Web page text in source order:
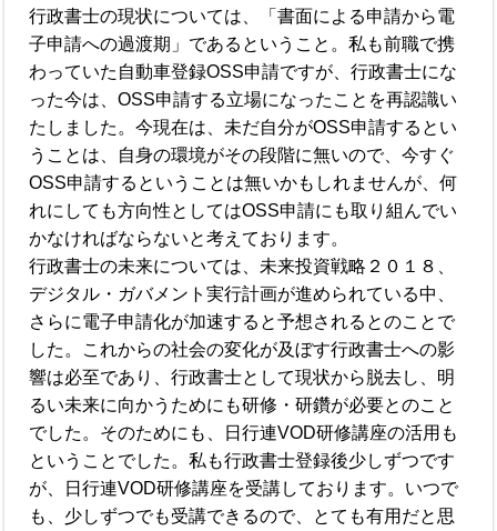
行政書士の現状については、「書面による申請から電
子申請への過渡期」であるということ。私も前職で携
わっていた自動車登録OSS申請ですが、行政書士にな
った今は、OSS申請する立場になったことを再認識い
たしました。今現在は、未だ自分がOSS申請するとい
うことは、自身の環境がその段階に無いので、今すぐ
OSS申請するということは無いかもしれませんが、何
れにしても方向性としてはOSS申請にも取り組んでい
かなければならないと考えております。
行政書士の未来については、未来投資戦略２０１８、
デジタル・ガバメント実行計画が進められている中、
さらに電子申請化が加速すると予想されるとのことで
した。これからの社会の変化が及ぼす行政書士への影
響は必至であり、行政書士として現状から脱去し、明
るい未来に向かうためにも研修・研鑽が必要とのこと
でした。そのためにも、日行連VOD研修講座の活用も
ということでした。私も行政書士登録後少しずつです
が、日行連VOD研修講座を受講しております。いつで
も、少しずつでも受講できるので、とても有用だと思